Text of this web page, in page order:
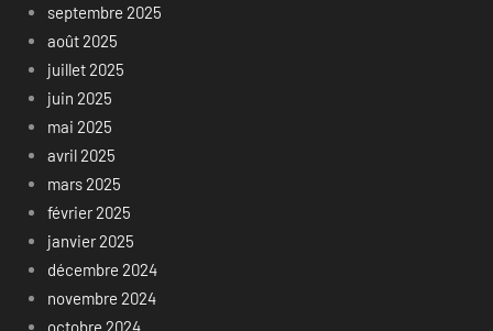
septembre 2025
août 2025
juillet 2025
juin 2025
mai 2025
avril 2025
mars 2025
février 2025
janvier 2025
décembre 2024
novembre 2024
octobre 2024